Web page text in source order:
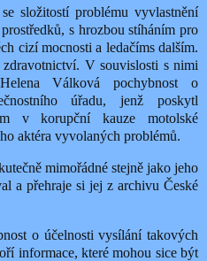
složitostí problému vyvlastnění
s hrozbou stíháním pro
cizí mocnosti a ledačíms dalším.
V souvislosti s nimi
Válková pochybnost o
úřadu, jenž poskytl
v korupční kauze motolské
aktéra vyvolaných problémů.
mimořádné stejně jako jeho
a přehraje si jej z archivu České
o účelnosti vysílání takových
informace, které mohou sice být